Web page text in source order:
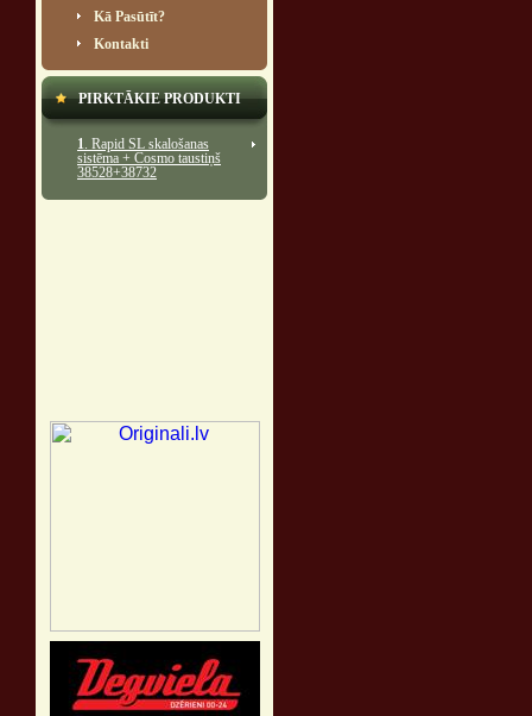
Kā Pasūtīt?
Kontakti
PIRKTĀKIE PRODUKTI
1. Rapid SL skalošanas
sistēma + Cosmo taustiņš
38528+38732